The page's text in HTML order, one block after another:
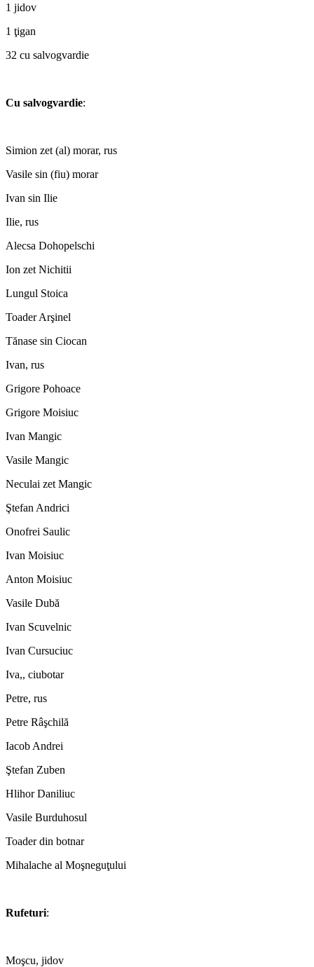
1 jidov
1 ţigan
32 cu salvogvardie
Cu salvogvardie:
Simion zet (al) morar, rus
Vasile sin (fiu) morar
Ivan sin Ilie
Ilie, rus
Alecsa Dohopelschi
Ion zet Nichitii
Lungul Stoica
Toader Arşinel
Tănase sin Ciocan
Ivan, rus
Grigore Pohoace
Grigore Moisiuc
Ivan Mangic
Vasile Mangic
Neculai zet Mangic
Ştefan Andrici
Onofrei Saulic
Ivan Moisiuc
Anton Moisiuc
Vasile Dubă
Ivan Scuvelnic
Ivan Cursuciuc
Iva,, ciubotar
Petre, rus
Petre Râşchilă
Iacob Andrei
Ştefan Zuben
Hlihor Daniliuc
Vasile Burduhosul
Toader din botnar
Mihalache al Moşneguţului
Rufeturi:
Moşcu, jidov